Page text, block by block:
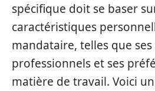
spécifique doit se baser
caractéristiques
mandataire, telles que
professionnels et ses
matière de travail. Voici